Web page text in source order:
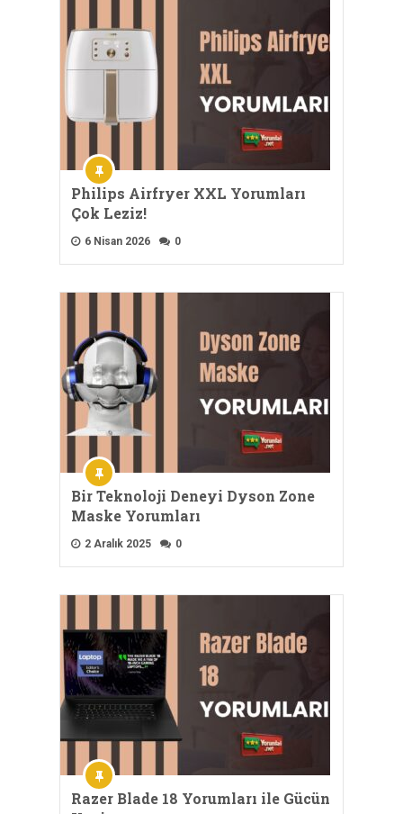
Philips Airfryer XXL Yorumları
Çok Leziz!
6 Nisan 2026 0
Bir Teknoloji Deneyi Dyson Zone
Maske Yorumları
2 Aralık 2025 0
Razer Blade 18 Yorumları ile Gücün